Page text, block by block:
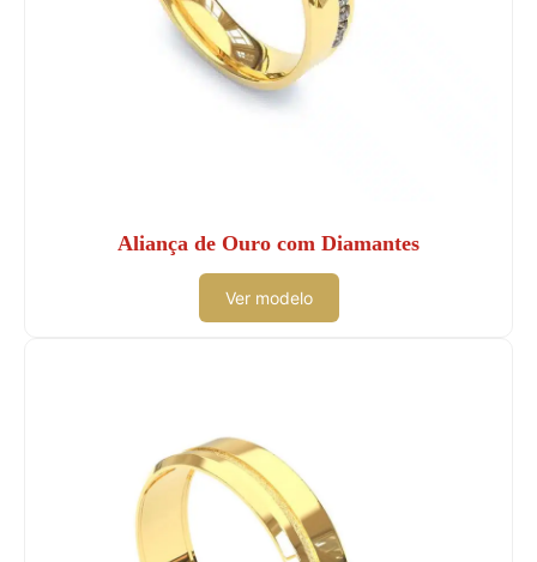
Aliança de Ouro com Diamantes
Ver modelo